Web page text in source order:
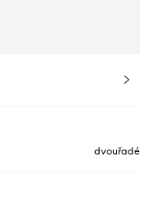
dvouřadé